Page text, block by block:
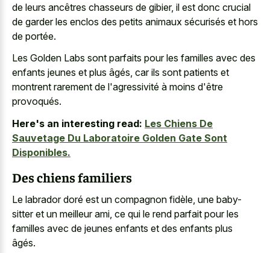
de leurs ancêtres chasseurs de gibier, il est donc crucial
de garder les enclos des petits animaux sécurisés et hors
de portée.
Les Golden Labs sont parfaits pour les familles avec des
enfants jeunes et plus âgés, car ils sont patients et
montrent rarement de l'agressivité à moins d'être
provoqués.
Here's an interesting read: Les Chiens De
Sauvetage Du Laboratoire Golden Gate Sont
Disponibles.
Des chiens familiers
Le labrador doré est un compagnon fidèle, une baby-
sitter et un meilleur ami, ce qui le rend parfait pour les
familles avec de jeunes enfants et des enfants plus
âgés.